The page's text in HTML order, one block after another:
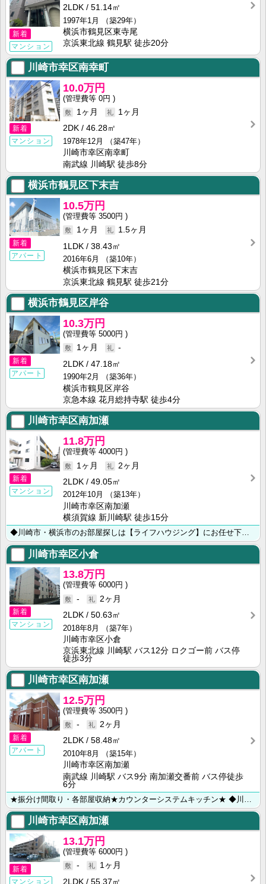
新着
マンション
2LDK
51.14㎡
1997年1月
（築29年）
横浜市鶴見区東寺尾
京浜東北線 鶴見駅 徒歩20分
川崎市幸区南幸町
新着
マンション
10.0万円
0円
1ヶ月
1ヶ月
2DK
46.28㎡
1978年12月
（築47年）
川崎市幸区南幸町
南武線 川崎駅 徒歩8分
横浜市鶴見区下末吉
新着
アパート
10.5万円
3500円
1ヶ月
1.5ヶ月
1LDK
38.43㎡
2016年6月
（築10年）
横浜市鶴見区下末吉
京浜東北線 鶴見駅 徒歩21分
横浜市鶴見区岸谷
新着
アパート
10.3万円
5000円
1ヶ月
-
2LDK
47.18㎡
1990年2月
（築36年）
横浜市鶴見区岸谷
京急本線 花月総持寺駅 徒歩4分
川崎市幸区南加瀬
新着
マンション
11.8万円
4000円
1ヶ月
2ヶ月
2LDK
49.05㎡
2012年10月
（築13年）
川崎市幸区南加瀬
横須賀線 新川崎駅 徒歩15分
◆川崎市・横浜市のお部屋探しは【ライフハウジング】にお任せ下さい◆ ★２０１２年築・オートロック付･･･
川崎市幸区小倉
新着
マンション
13.8万円
6000円
-
2ヶ月
2LDK
50.63㎡
2018年8月
（築7年）
川崎市幸区小倉
京浜東北線 川崎駅 バス12分 ロクゴー前 バス停
徒歩3分
川崎市幸区南加瀬
新着
アパート
12.5万円
3500円
-
2ヶ月
2LDK
58.48㎡
2010年8月
（築15年）
川崎市幸区南加瀬
南武線 川崎駅 バス9分 南加瀬交番前 バス停徒歩
6分
★振分け間取り・各部屋収納★カウンターシステムキッチン★ ◆川崎市・横浜市のお部屋探しは【㈱ライフ･･･
川崎市幸区南加瀬
新着
マンション
13.1万円
6000円
-
1ヶ月
2LDK
55.37㎡